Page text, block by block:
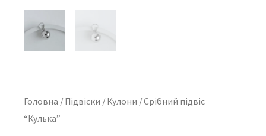
Головна / Підвіски / Кулони / Срібний підвіс
“Кулька”